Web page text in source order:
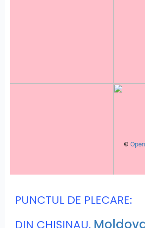
©
PUNCTUL DE PLECARE:
DIN CHIȘINAU,